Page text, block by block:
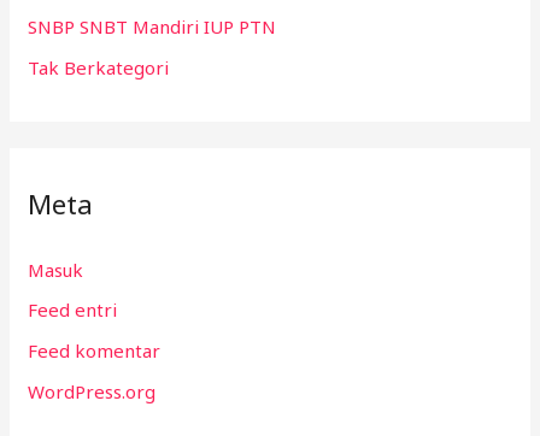
SNBP SNBT Mandiri IUP PTN
Tak Berkategori
Meta
Masuk
Feed entri
Feed komentar
WordPress.org